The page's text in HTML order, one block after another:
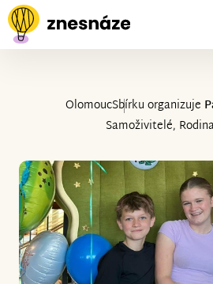
OlomoucSbírku organizuje
Samoživitelé,